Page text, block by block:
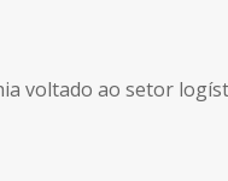
voltado ao setor